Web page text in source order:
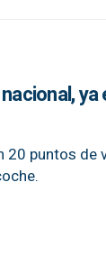
20 puntos